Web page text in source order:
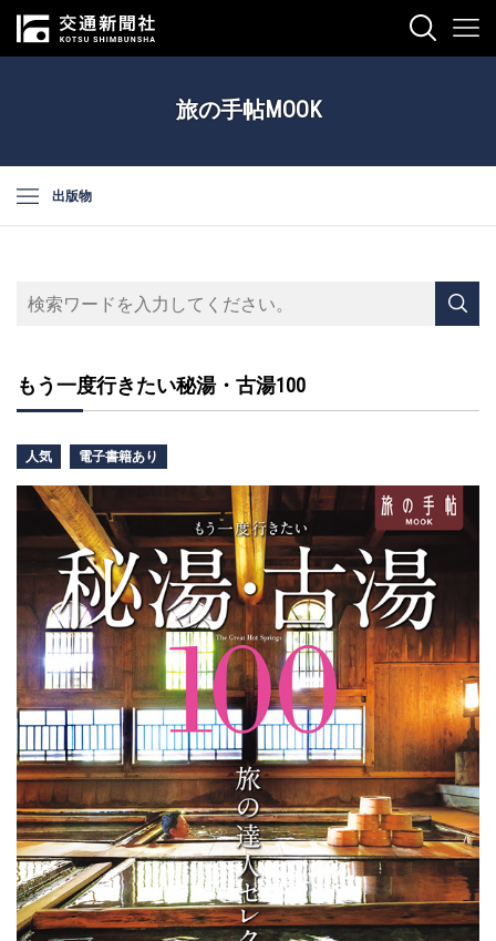
旅の手帖MOOK
出版物
もう一度行きたい秘湯・古湯100
人気 電子書籍あり